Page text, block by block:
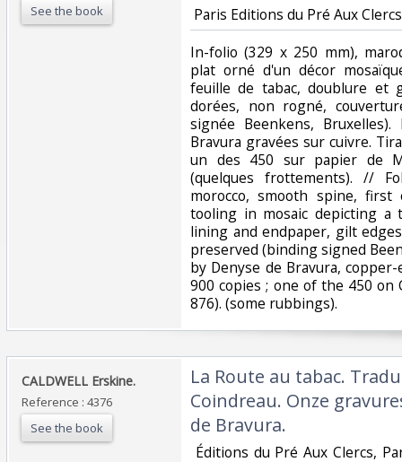
See the book
Paris Editions du Pré Aux
‎In-folio (329 x 250 mm),
plat orné d'un décor
feuille de tabac, doublure et
dorées, non rogné,
signée Beenkens,
Bravura gravées sur cuivre.
un des 450 sur papier de
(quelques frottements). //
morocco, smooth spine,
tooling in mosaic depicting a
lining and endpaper, gilt
preserved (binding signed
by Denyse de Bravura,
900 copies ; one of the 450 on
876). (some rubbings). ‎
‎CALDWELL Erskine. ‎
Reference : 4376
See the book
‎La Route au tabac.
Coindreau. Onze
de Bravura. ‎
Éditions du Pré Aux Clercs,